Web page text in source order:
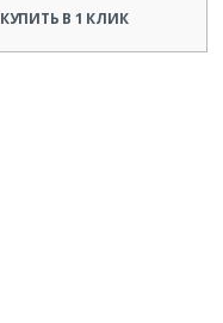
КУПИТЬ В 1 КЛИК